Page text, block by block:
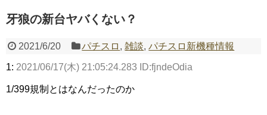
牙狼の新台ヤバくない？
2021/6/20 パチスロ ,雑談,パチスロ新機種情報
1: 2021/06/17(木) 21:05:24.283 ID:fjndeOdia
1/399規制とはなんだったのか